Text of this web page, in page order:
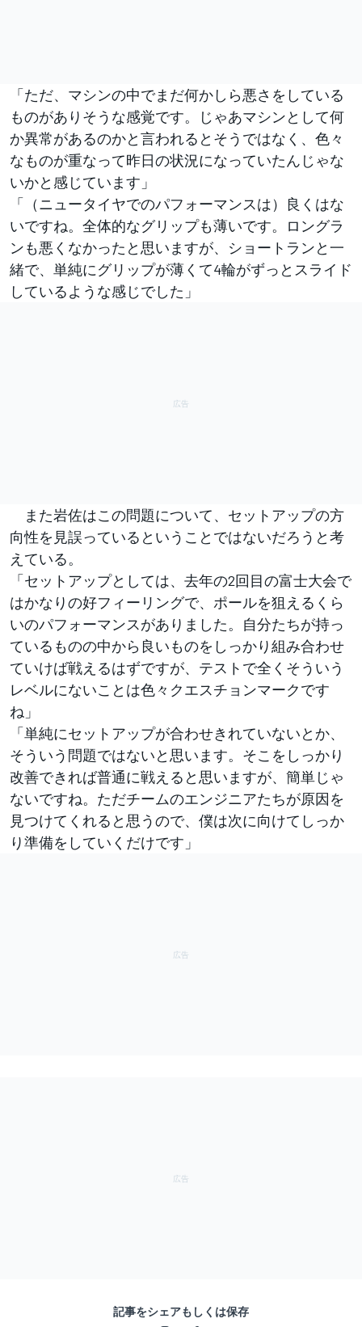
「ただ、マシンの中でまだ何かしら悪さをしている
ものがありそうな感覚です。じゃあマシンとして何
か異常があるのかと言われるとそうではなく、色々
なものが重なって昨日の状況になっていたんじゃな
いかと感じています」
「（ニュータイヤでのパフォーマンスは）良くはな
いですね。全体的なグリップも薄いです。ロングラ
ンも悪くなかったと思いますが、ショートランと一
緒で、単純にグリップが薄くて4輪がずっとスライド
しているような感じでした」
また岩佐はこの問題について、セットアップの方
向性を見誤っているということではないだろうと考
えている。
「セットアップとしては、去年の2回目の富士大会で
はかなりの好フィーリングで、ポールを狙えるくら
いのパフォーマンスがありました。自分たちが持っ
ているものの中から良いものをしっかり組み合わせ
ていけば戦えるはずですが、テストで全くそういう
レベルにないことは色々クエスチョンマークです
ね」
「単純にセットアップが合わせきれていないとか、
そういう問題ではないと思います。そこをしっかり
改善できれば普通に戦えると思いますが、簡単じゃ
ないですね。ただチームのエンジニアたちが原因を
見つけてくれると思うので、僕は次に向けてしっか
り準備をしていくだけです」
記事をシェアもしくは保存